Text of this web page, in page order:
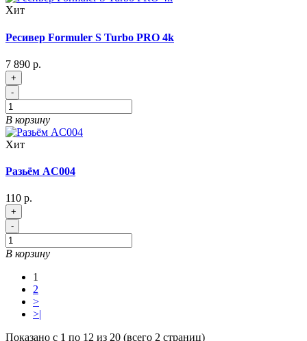
Хит
Ресивер Formuler S Turbo PRO 4k
7 890 р.
+
-
В корзину
Хит
Разьём AC004
110 р.
+
-
В корзину
1
2
>
>|
Показано с 1 по 12 из 20 (всего 2 страниц)